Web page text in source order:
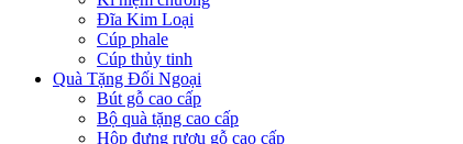
Đĩa Kim Loại
Cúp phale
Cúp thủy tinh
Quà Tặng Đối Ngoại
Bút gỗ cao cấp
Bộ quà tặng cao cấp
Hộp đựng rượu gỗ cao cấp